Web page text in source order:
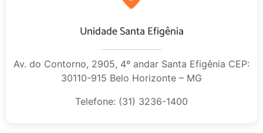
Unidade Santa Efigênia
Av. do Contorno, 2905, 4º andar Santa Efigênia CEP:
30110-915 Belo Horizonte – MG
Telefone: (31) 3236-1400